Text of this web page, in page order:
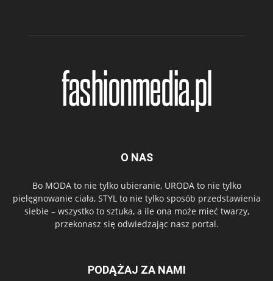
O NAS
Bo MODA to nie tylko ubieranie, URODA to nie tylko
pielęgnowanie ciała, STYL to nie tylko sposób przedstawienia
siebie – wszystko to sztuka, a ile ona może mieć twarzy,
przekonasz się odwiedzając nasz portal.
PODĄŻAJ ZA NAMI